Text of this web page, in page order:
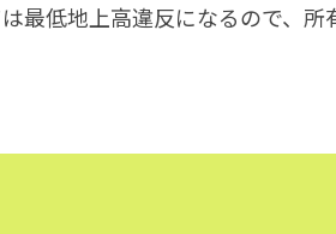
最低地上高違反になるので、所